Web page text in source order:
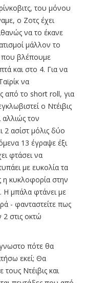
του μόνου
ο Ζοτς έχει
να το έκανε
μάλλον το
που βλέπουμε
και στο 4. Για να
να
από το short roll, για
ο Ντέιβις
τον
2 ασίστ μόλις δύο
13 έγραψε έξι
φτάσει να
με ευκολία τα
η κυκλοφορία στην
Η μπάλα φτάνει με
- φανταστείτε πως
στις οκτώ
πότε θα
εκεί; Θα
Ντέιβις και